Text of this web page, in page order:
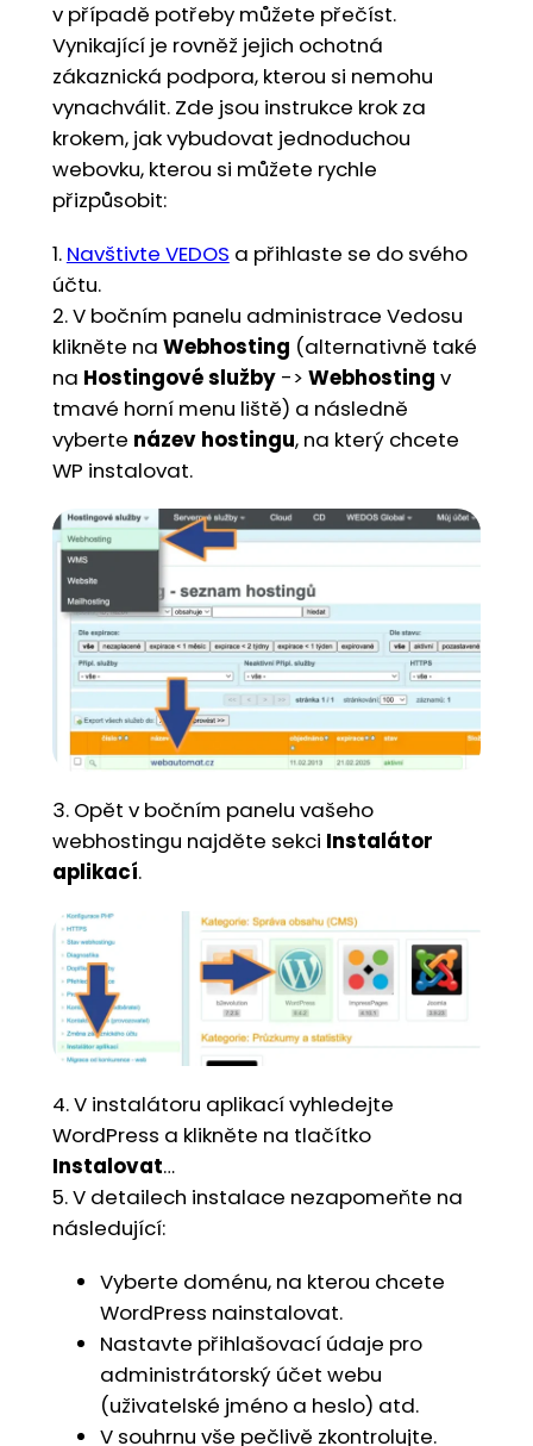
v případě potřeby můžete přečíst.
Vynikající je rovněž jejich ochotná
zákaznická podpora, kterou si nemohu
vynachválit. Zde jsou instrukce krok za
krokem, jak vybudovat jednoduchou
webovku, kterou si můžete rychle
přizpůsobit:
1. Navštivte VEDOS a přihlaste se do svého
účtu.
2. V bočním panelu administrace Vedosu
klikněte na Webhosting (alternativně také
na Hostingové služby-> Webhosting v
tmavé horní menu liště) a následně
vyberte název hostingu, na který chcete
WP instalovat.
3. Opět v bočním panelu vašeho
webhostingu najděte sekci Instalátor
aplikací.
4. V instalátoru aplikací vyhledejte
WordPress a klikněte na tlačítko
Instalovat…
5. V detailech instalace nezapomeňte na
následující:
Vyberte doménu, na kterou chcete
WordPress nainstalovat.
Nastavte přihlašovací údaje pro
administrátorský účet webu
(uživatelské jméno a heslo) atd.
V souhrnu vše pečlivě zkontrolujte.